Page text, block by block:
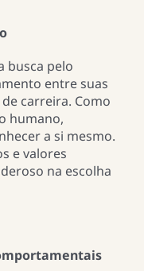
busca pelo
entre suas
carreira. Como
humano,
a si mesmo.
e valores
na escolha